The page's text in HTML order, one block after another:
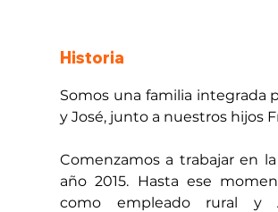
Historia
Somos una familia integrada
y José, junto a nuestros hijos
Comenzamos a trabajar en
año 2015. Hasta ese
como empleado rural y